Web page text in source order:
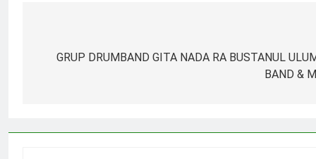
posGRUP DRUMBAND GITA NADA RA BUSTANUL
BAND &